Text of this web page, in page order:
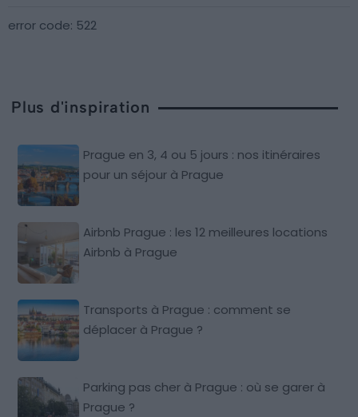
error code: 522
Plus d'inspiration
Prague en 3, 4 ou 5 jours : nos itinéraires
pour un séjour à Prague
Airbnb Prague : les 12 meilleures locations
Airbnb à Prague
Transports à Prague : comment se
déplacer à Prague ?
Parking pas cher à Prague : où se garer à
Prague ?